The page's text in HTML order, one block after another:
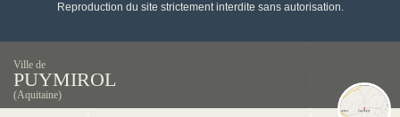
Reproduction du site strictement interdite sans autorisation.
Ville de
PUYMIROL
(Aquitaine)